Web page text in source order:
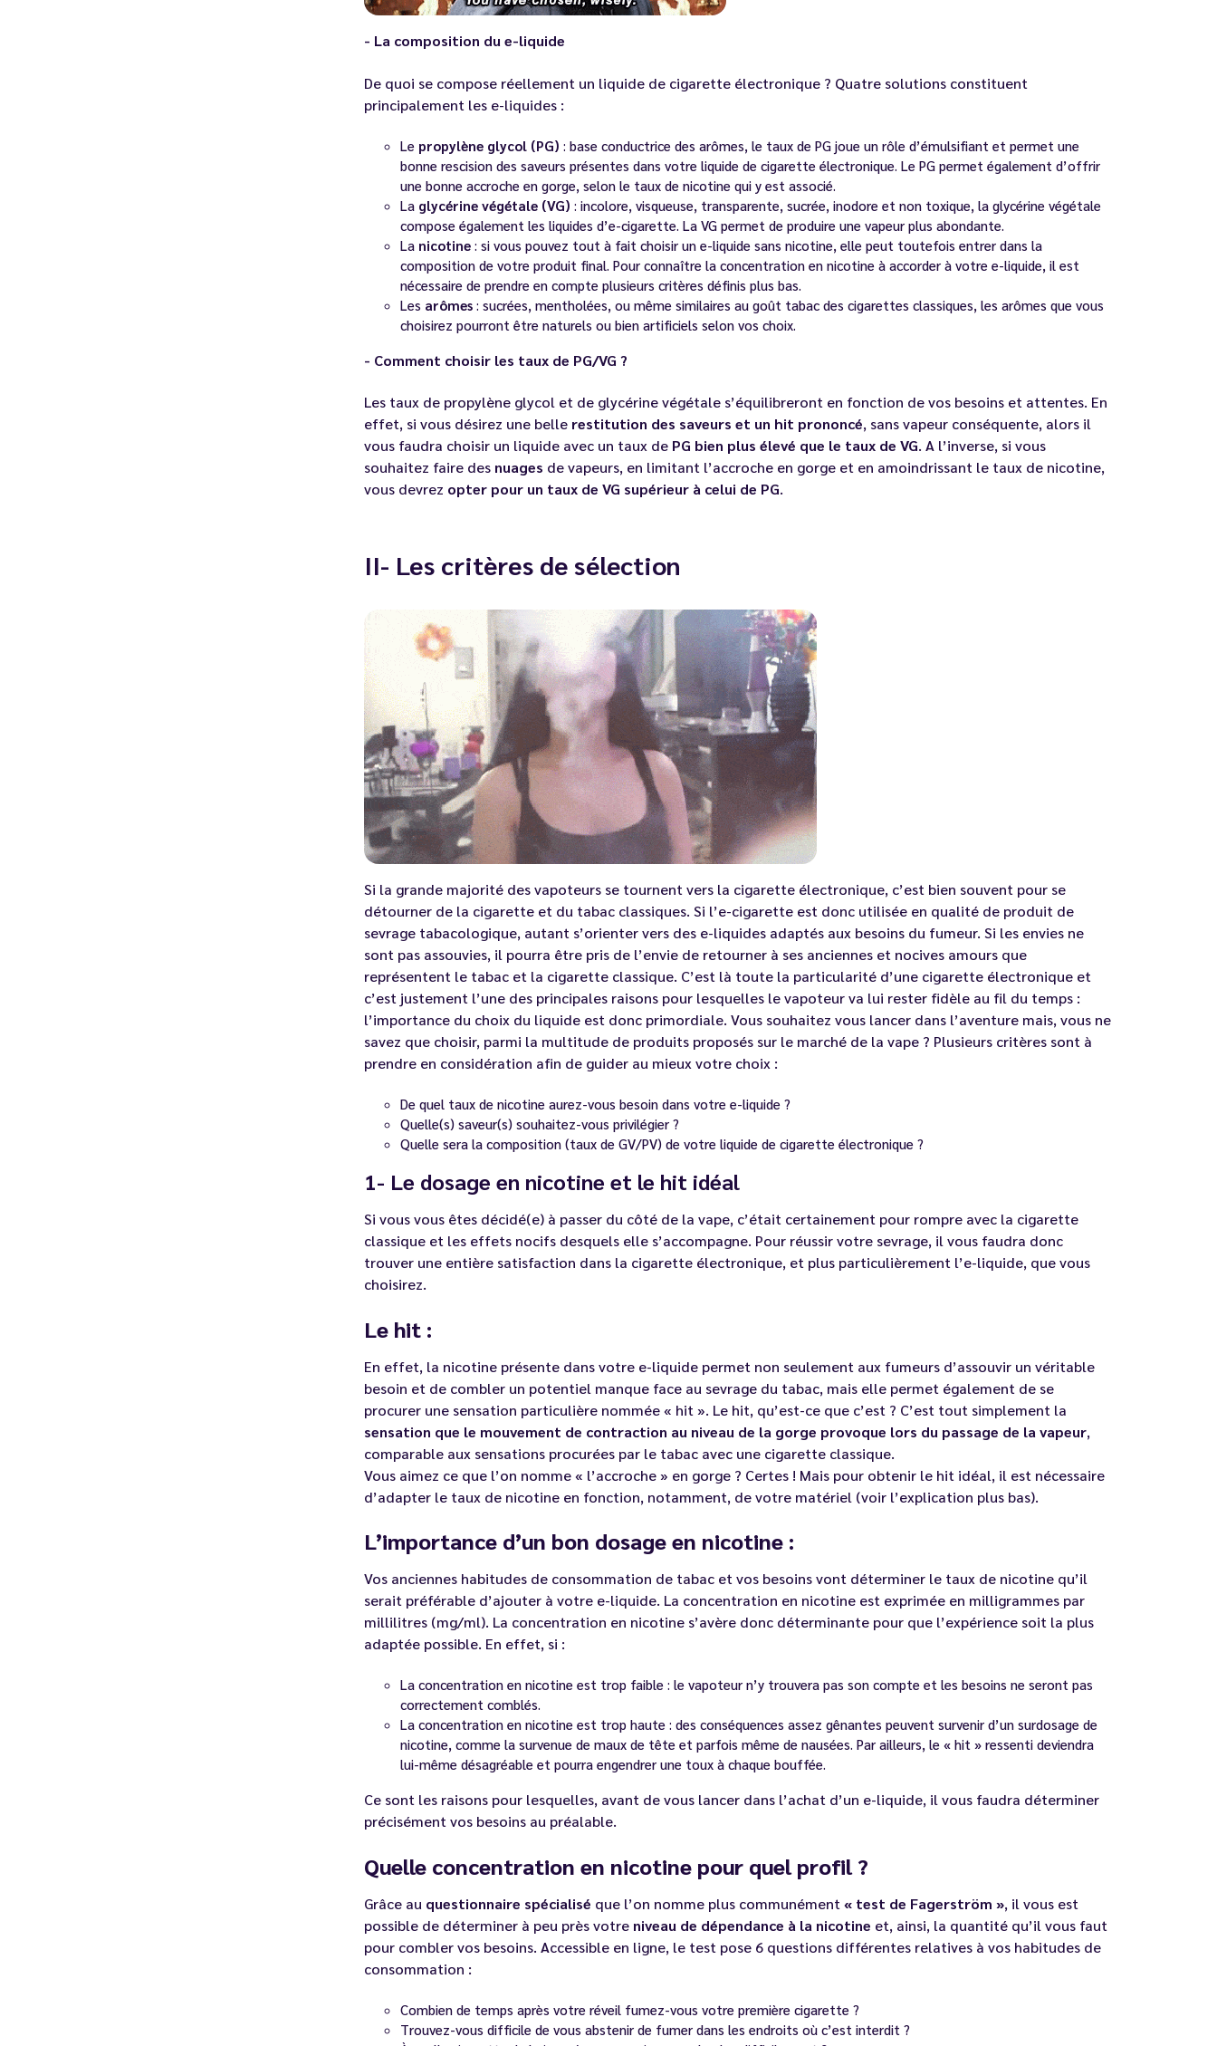
- La composition du e-liquide
De quoi se compose réellement un liquide de cigarette électronique ? Quatre solutions constituent
principalement les e-liquides :
Le propylène glycol (PG) : base conductrice des arômes, le taux de PG joue un rôle d’émulsifiant et permet une
bonne rescision des saveurs présentes dans votre liquide de cigarette électronique. Le PG permet également d’offrir
une bonne accroche en gorge, selon le taux de nicotine qui y est associé.
La glycérine végétale (VG) : incolore, visqueuse, transparente, sucrée, inodore et non toxique, la glycérine végétale
compose également les liquides d’e-cigarette. La VG permet de produire une vapeur plus abondante.
La nicotine : si vous pouvez tout à fait choisir un e-liquide sans nicotine, elle peut toutefois entrer dans la
composition de votre produit final. Pour connaître la concentration en nicotine à accorder à votre e-liquide, il est
nécessaire de prendre en compte plusieurs critères définis plus bas.
Les arômes : sucrées, mentholées, ou même similaires au goût tabac des cigarettes classiques, les arômes que vous
choisirez pourront être naturels ou bien artificiels selon vos choix.
- Comment choisir les taux de PG/VG ?
Les taux de propylène glycol et de glycérine végétale s’équilibreront en fonction de vos besoins et attentes. En
effet, si vous désirez une belle restitution des saveurs et un hit prononcé, sans vapeur conséquente, alors il
vous faudra choisir un liquide avec un taux de PG bien plus élevé que le taux de VG. A l’inverse, si vous
souhaitez faire des nuages de vapeurs, en limitant l’accroche en gorge et en amoindrissant le taux de nicotine,
vous devrez opter pour un taux de VG supérieur à celui de PG.
II- Les critères de sélection
Si la grande majorité des vapoteurs se tournent vers la cigarette électronique, c’est bien souvent pour se
détourner de la cigarette et du tabac classiques. Si l’e-cigarette est donc utilisée en qualité de produit de
sevrage tabacologique, autant s’orienter vers des e-liquides adaptés aux besoins du fumeur. Si les envies ne
sont pas assouvies, il pourra être pris de l’envie de retourner à ses anciennes et nocives amours que
représentent le tabac et la cigarette classique. C’est là toute la particularité d’une cigarette électronique et
c’est justement l’une des principales raisons pour lesquelles le vapoteur va lui rester fidèle au fil du temps :
l’importance du choix du liquide est donc primordiale. Vous souhaitez vous lancer dans l’aventure mais, vous ne
savez que choisir, parmi la multitude de produits proposés sur le marché de la vape ? Plusieurs critères sont à
prendre en considération afin de guider au mieux votre choix :
De quel taux de nicotine aurez-vous besoin dans votre e-liquide ?
Quelle(s) saveur(s) souhaitez-vous privilégier ?
Quelle sera la composition (taux de GV/PV) de votre liquide de cigarette électronique ?
1- Le dosage en nicotine et le hit idéal
Si vous vous êtes décidé(e) à passer du côté de la vape, c’était certainement pour rompre avec la cigarette
classique et les effets nocifs desquels elle s’accompagne. Pour réussir votre sevrage, il vous faudra donc
trouver une entière satisfaction dans la cigarette électronique, et plus particulièrement l’e-liquide, que vous
choisirez.
Le hit :
En effet, la nicotine présente dans votre e-liquide permet non seulement aux fumeurs d’assouvir un véritable
besoin et de combler un potentiel manque face au sevrage du tabac, mais elle permet également de se
procurer une sensation particulière nommée « hit ». Le hit, qu’est-ce que c’est ? C’est tout simplement la
sensation que le mouvement de contraction au niveau de la gorge provoque lors du passage de la vapeur,
comparable aux sensations procurées par le tabac avec une cigarette classique.
Vous aimez ce que l’on nomme « l’accroche » en gorge ? Certes ! Mais pour obtenir le hit idéal, il est nécessaire
d’adapter le taux de nicotine en fonction, notamment, de votre matériel (voir l’explication plus bas).
L’importance d’un bon dosage en nicotine :
Vos anciennes habitudes de consommation de tabac et vos besoins vont déterminer le taux de nicotine qu’il
serait préférable d’ajouter à votre e-liquide. La concentration en nicotine est exprimée en milligrammes par
millilitres (mg/ml). La concentration en nicotine s’avère donc déterminante pour que l’expérience soit la plus
adaptée possible. En effet, si :
La concentration en nicotine est trop faible : le vapoteur n’y trouvera pas son compte et les besoins ne seront pas
correctement comblés.
La concentration en nicotine est trop haute : des conséquences assez gênantes peuvent survenir d’un surdosage de
nicotine, comme la survenue de maux de tête et parfois même de nausées. Par ailleurs, le « hit » ressenti deviendra
lui-même désagréable et pourra engendrer une toux à chaque bouffée.
Ce sont les raisons pour lesquelles, avant de vous lancer dans l’achat d’un e-liquide, il vous faudra déterminer
précisément vos besoins au préalable.
Quelle concentration en nicotine pour quel profil ?
Grâce au questionnaire spécialisé que l’on nomme plus communément « test de Fagerström », il vous est
possible de déterminer à peu près votre niveau de dépendance à la nicotine et, ainsi, la quantité qu’il vous faut
pour combler vos besoins. Accessible en ligne, le test pose 6 questions différentes relatives à vos habitudes de
consommation :
Combien de temps après votre réveil fumez-vous votre première cigarette ?
Trouvez-vous difficile de vous abstenir de fumer dans les endroits où c’est interdit ?